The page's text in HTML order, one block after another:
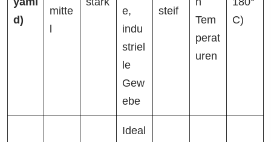
d)
mitte
e,
indu
striel
le
Gew
ebe
steif
Tem
perat
uren
C)
Ideal